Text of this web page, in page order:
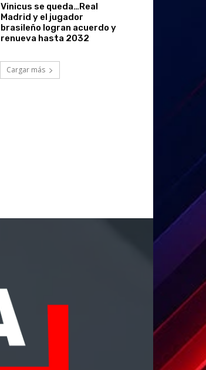
Vinicus se queda…Real
Madrid y el jugador
brasileño logran acuerdo y
renueva hasta 2032
Cargar más